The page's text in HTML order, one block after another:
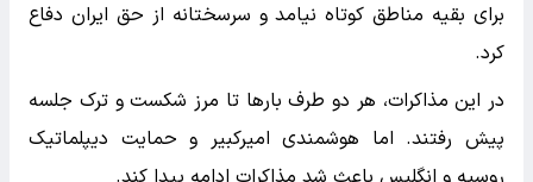
برای بقیه مناطق کوتاه نیامد و سرسختانه از حق ایران دفاع
کرد.
در این مذاکرات، هر دو طرف بارها تا مرز شکست و ترک جلسه
پیش رفتند. اما هوشمندی امیرکبیر و حمایت دیپلماتیک